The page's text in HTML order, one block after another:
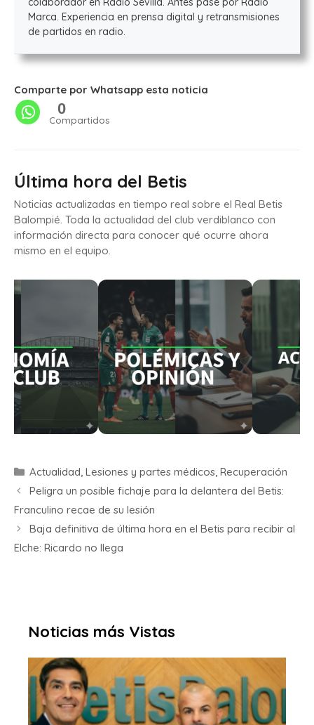
Marca. Experiencia en prensa digital y retransmisiones
de partidos en radio.
Comparte por Whatsapp esta noticia
0
Compartidos
Última hora del Betis
Noticias actualizadas en tiempo real sobre el Real Betis
Balompié. Toda la actualidad del club verdiblanco con
información directa para conocer qué ocurre ahora
mismo en el equipo.
Actualidad, Lesiones y partes médicos, Recuperación
Peligra un posible fichaje para la delantera del Betis:
Franculino recae de su lesión
Baja definitiva de última hora en el Betis para recibir al
Elche: Ricardo no llega
Noticias más Vistas